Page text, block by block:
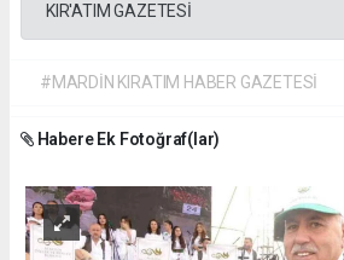
KIR'ATIM GAZETESİ
#MARDİN KIRATIM HABER GAZETESİ
Habere Ek Fotoğraf(lar)